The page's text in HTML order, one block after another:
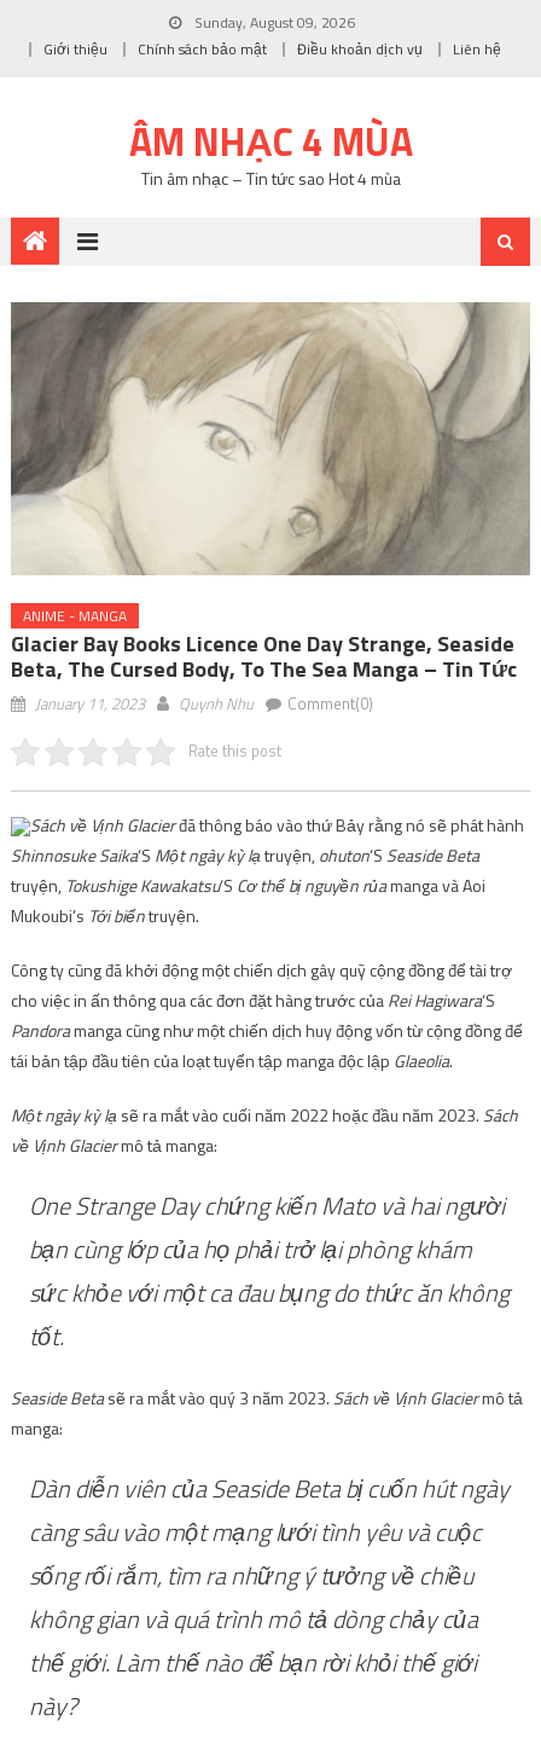
Sunday, August 09, 2026
Giới thiệu
Chính sách bảo mật Điều khoản dịch vụ Liên hệ
ÂM NHẠC 4 MÙA
Tin âm nhạc – Tin tức sao Hot 4 mùa
ANIME - MANGA
Glacier Bay Books Licence One Day Strange, Seaside
Beta, The Cursed Body, To The Sea Manga – Tin Tức
January 11, 2023 Quynh Nhu Comment(0)
Rate this post
Sách về Vịnh Glacierđã thông báo vào thứ Bảy rằng nó sẽ phát hành
Shinnosuke Saika‘S Một ngày kỳ lạtruyện,ohuton‘S Seaside Beta
truyện, Tokushige Kawakatsu‘S Cơ thể bị nguyền rủamanga và Aoi
Mukoubi’s Tới biểntruyện.
Công ty cũng đã khởi động một chiến dịch gây quỹ cộng đồng để tài trợ
cho việc in ấn thông qua các đơn đặt hàng trước củaRei Hagiwara‘S
Pandoramanga cũng như một chiến dịch huy động vốn từ cộng đồng để
tái bản tập đầu tiên của loạt tuyển tập manga độc lập Glaeolia.
Một ngày kỳ lạsẽ ra mắt vào cuối năm 2022 hoặc đầu năm 2023. Sách
về Vịnh Glaciermô tả manga:
One Strange Day chứng kiến ​​Mato và hai người
bạn cùng lớp của họ phải trở lại phòng khám
sức khỏe với một ca đau bụng do thức ăn không
tốt.
Seaside Betasẽ ra mắt vào quý 3 năm 2023. Sách về Vịnh Glaciermô tả
manga:
Dàn diễn viên của Seaside Beta bị cuốn hút ngày
càng sâu vào một mạng lưới tình yêu và cuộc
sống rối rắm, tìm ra những ý tưởng về chiều
không gian và quá trình mô tả dòng chảy của
thế giới. Làm thế nào để bạn rời khỏi thế giới
này?